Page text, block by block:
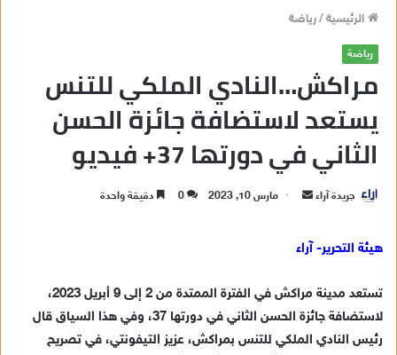
الرئيسية/رياضة
رياضة
مراكش…النادي الملكي للتنس
يستعد لاستضافة جائزة الحسن
الثاني في دورتها 37+ فيديو
جريدة آراء
ر
ي
د
مارس 10, 2023 0 دقيقة واحدة
هيئة التحرير- آراء
تستعد مدينة مراكش في الفترة الممتدة من 2 إلى 9 أبريل 2023،
لاستضافة جائزة الحسن الثاني في دورتها 37
، وفي هذا السياق قال
رئيس النادي الملكي للتنس بمراكش، عزيز التيفونتي، في تصريح